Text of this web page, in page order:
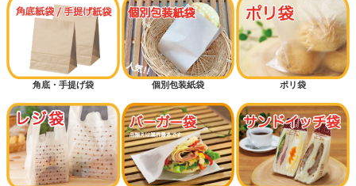
角底・手提げ袋 個別包装紙袋 ポリ袋